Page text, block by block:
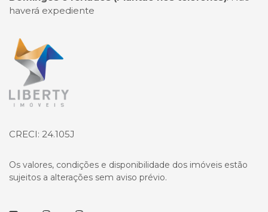
haverá expediente
Página inicial
CRECI: 24.105J
Os valores, condições e disponibilidade dos imóveis estão
sujeitos a alterações sem aviso prévio.